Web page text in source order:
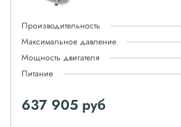
Производительность
Максимальное давление
Мощность двигателя
Питание
637 905 руб